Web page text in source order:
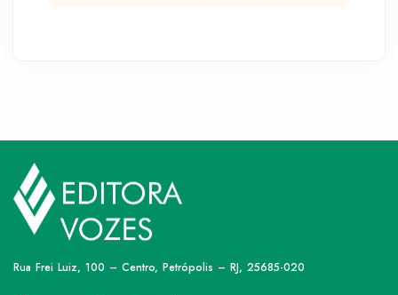
Rua Frei Luiz, 100 – Centro, Petrópolis – RJ, 25685-020